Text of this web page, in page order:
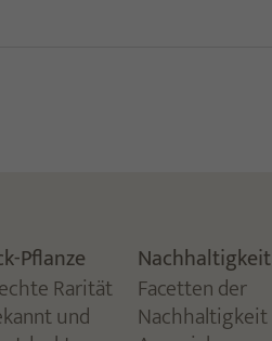
Pflanze
Rarität
und
Nachhaltigkeit
Facetten der
Nachhaltigkeit